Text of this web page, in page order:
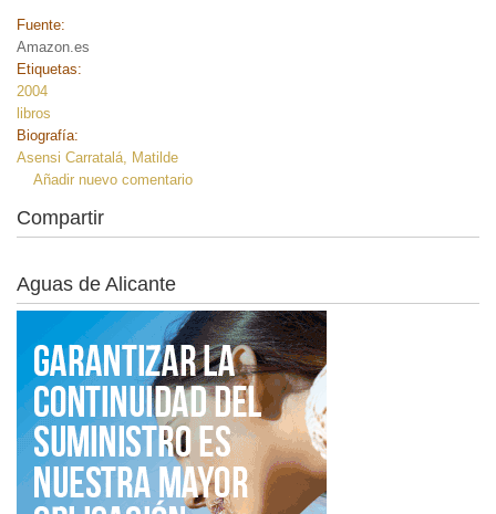
Fuente:
Amazon.es
Etiquetas:
2004
libros
Biografía:
Asensi Carratalá, Matilde
Añadir nuevo comentario
Compartir
Aguas de Alicante